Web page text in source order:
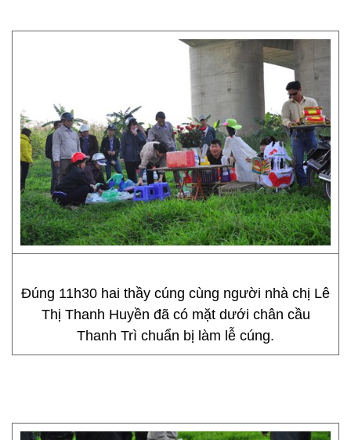
Đúng 11h30 hai thầy cúng cùng người nhà chị Lê
Thị Thanh Huyền đã có mặt dưới chân cầu
Thanh Trì chuẩn bị làm lễ cúng.